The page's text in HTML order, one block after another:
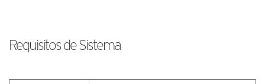
Requisitos de Sistema